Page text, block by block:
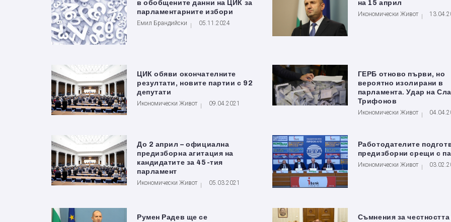
в обобщените данни на ЦИК за
парламентарните избори
Емил Брандийски 05.11.2024
на 15 април
Икономически Живот
ЦИК обяви окончателните
резултати, новите партии с 92
депутати
Икономически Живот 09.04.2021
ГЕРБ отново първи, но
вероятно изолирани в
парламента. Удар на
Трифонов
Икономически Живот
До 2 април – официална
предизборна агитация на
кандидатите за 45-тия
парламент
Икономически Живот 05.03.2021
Работодателите
предизборни срещи с
Икономически Живот
Румен Радев ще се Съмнения за честността